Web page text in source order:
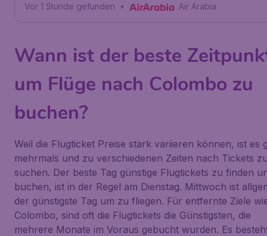
Vor 1 Stunde gefunden • Air Arabia
Wann ist der beste
um Flüge nach Colombo zu
buchen?
Weil die Flugticket Preise stark variieren können, ist es
mehrmals und zu verschiedenen Zeiten nach Tickets
suchen. Der beste Tag günstige Flugtickets zu finden
buchen, ist in der Regel am Dienstag. Mittwoch ist
der günstigste Tag um zu fliegen. Für entfernte Ziele
Colombo, sind oft die Flugtickets die Günstigsten, die
mehrere Monate im Voraus gebucht wurden. Es